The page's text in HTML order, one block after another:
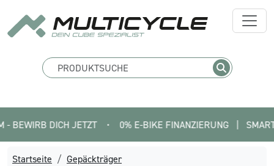
DICH JETZT • 0% E-BIKE FINANZIERUNG   |   SMARTFIT
Startseite
Gepäckträger